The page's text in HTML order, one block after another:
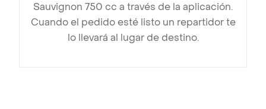
Sauvignon 750 cc a través de la aplicación.
Cuando el pedido esté listo un repartidor te
lo llevará al lugar de destino.